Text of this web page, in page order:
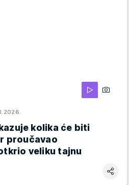
kolika će biti
proučavao
veliku tajnu